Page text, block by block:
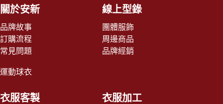
關於安新 線上型錄
品牌故事
訂購流程
常見問題
運動球衣
團體服飾
周邊商品
品牌經銷
衣服客製 衣服加工